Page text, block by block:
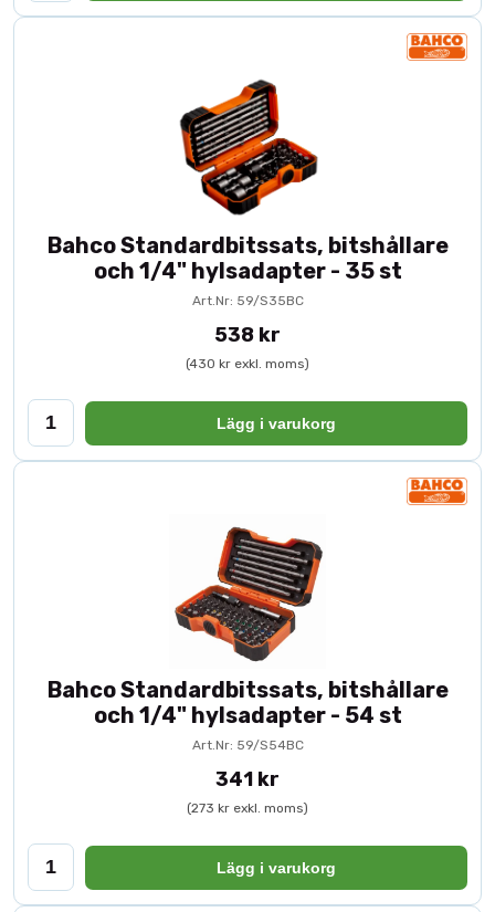
Bahco Standardbitssats, bitshållare
och 1/4" hylsadapter - 35 st
Art.Nr: 59/S35BC
538 kr
(430 kr exkl. moms)
Lägg i varukorg
Bahco Standardbitssats, bitshållare
och 1/4" hylsadapter - 54 st
Art.Nr: 59/S54BC
341 kr
(273 kr exkl. moms)
Lägg i varukorg